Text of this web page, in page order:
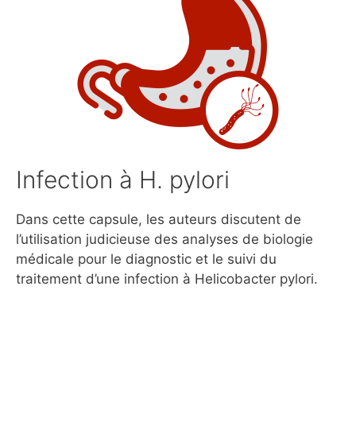
Infection à H. pylori
Dans cette capsule, les auteurs discutent de
l’utilisation judicieuse des analyses de biologie
médicale pour le diagnostic et le suivi du
traitement d’une infection à Helicobacter pylori.